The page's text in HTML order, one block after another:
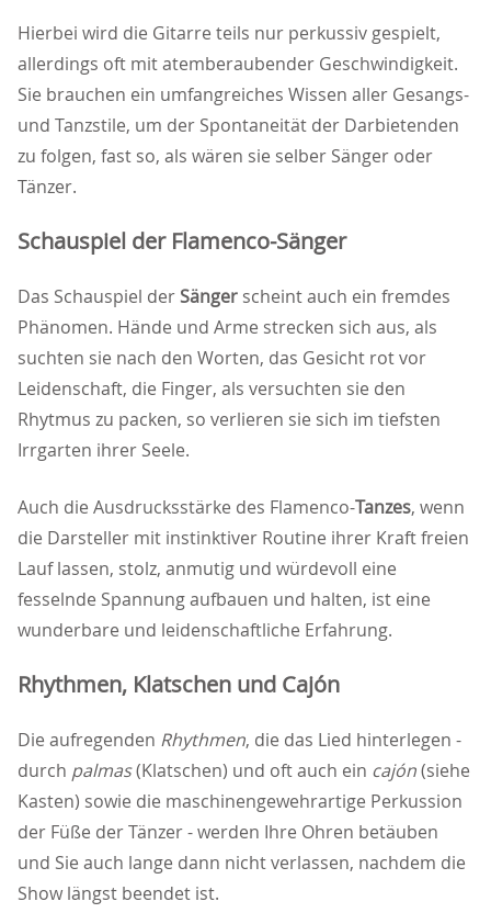
Hierbei wird die Gitarre teils nur perkussiv gespielt,
allerdings oft mit atemberaubender Geschwindigkeit.
Sie brauchen ein umfangreiches Wissen aller Gesangs-
und Tanzstile, um der Spontaneität der Darbietenden
zu folgen, fast so, als wären sie selber Sänger oder
Tänzer.
Schauspiel der Flamenco-Sänger
Das Schauspiel derSänger scheint auch ein fremdes
Phänomen. Hände und Arme strecken sich aus, als
suchten sie nach den Worten, das Gesicht rot vor
Leidenschaft, die Finger, als versuchten sie den
Rhytmus zu packen, so verlieren sie sich im tiefsten
Irrgarten ihrer Seele.
Auch die Ausdrucksstärke des Flamenco-Tanzes, wenn
die Darsteller mit instinktiver Routine ihrer Kraft freien
Lauf lassen, stolz, anmutig und würdevoll eine
fesselnde Spannung aufbauen und halten, ist eine
wunderbare und leidenschaftliche Erfahrung.
Rhythmen, Klatschen und Cajón
Die aufregenden Rhythmen, die das Lied hinterlegen -
durch palmas(Klatschen) und oft auch ein cajón(siehe
Kasten) sowie die maschinengewehrartige Perkussion
der Füße der Tänzer - werden Ihre Ohren betäuben
und Sie auch lange dann nicht verlassen, nachdem die
Show längst beendet ist.